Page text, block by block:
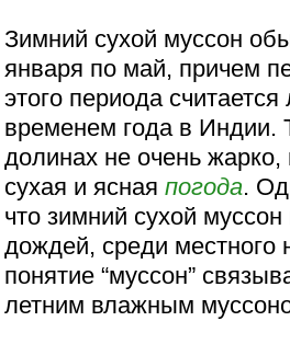
Зимний сухой муссон
января по май, причем
этого периода
временем года в Индии.
долинах не очень жарко,
сухая и яснаяпогода.
что зимний сухой
дождей, среди местного
понятие “муссон”
летним влажным